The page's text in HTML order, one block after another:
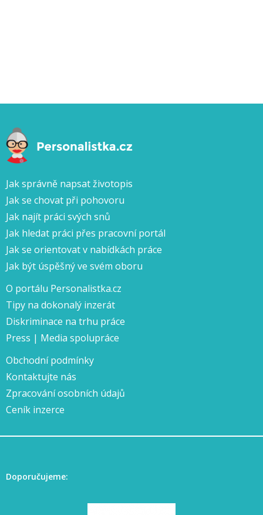
Jak správně napsat životopis
Jak se chovat při pohovoru
Jak najít práci svých snů
Jak hledat práci přes pracovní portál
Jak se orientovat v nabídkách práce
Jak být úspěšný ve svém oboru
O portálu Personalistka.cz
Tipy na dokonalý inzerát
Diskriminace na trhu práce
Press | Media spolupráce
Obchodní podmínky
Kontaktujte nás
Zpracování osobních údajů
Ceník inzerce
Doporučujeme: